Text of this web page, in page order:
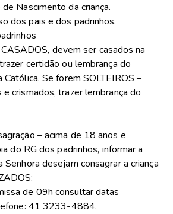
Nascimento da criança.
dos pais e dos padrinhos.
devem ser casados na
certidão ou lembrança do
Se forem SOLTEIROS –
crismados, trazer lembrança do
– acima de 18 anos e
do RG dos padrinhos, informar a
desejam consagrar a criança
de 09h consultar datas
41 3233-4884.